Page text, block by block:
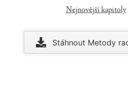
Nejnovější kapitoly
Stáhnout Metody